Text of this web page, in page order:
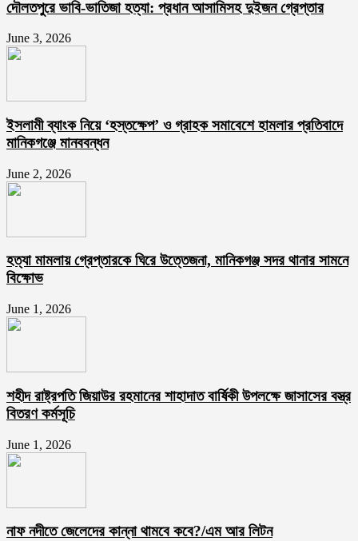
দৌলতপুরে ভাবি-ভাতিজা হত্যা: প্রধান আসামিসহ দুইজন গ্রেপ্তার
June 3, 2026
ইসলামী ব্যাংক নিয়ে ‘হস্তক্ষেপ’ ও গ্রাহক সমাবেশে হামলার প্রতিবাদে
মানিকগঞ্জে মানববন্ধন
June 2, 2026
হত্যা মামলায় গ্রেপ্তারকে ঘিরে উত্তেজনা, মানিকগঞ্জ সদর থানার সামনে
বিক্ষোভ
June 1, 2026
শহীদ রাষ্ট্রপতি জিয়াউর রহমানের শাহাদাত বার্ষিকী উপলক্ষে জাসাসের বস্ত্র
বিতরণ কর্মসূচি
June 1, 2026
নাফ নদীতে জেলেদের কান্না থামবে কবে?/এম আর লিটন